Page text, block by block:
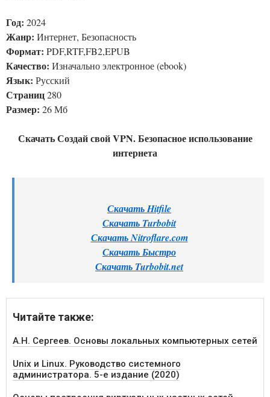
Год: 2024
Жанр: Интернет, Безопасность
Формат: PDF,RTF,FB2,EPUB
Качество: Изначально электронное (ebook)
Язык: Русский
Страниц280
Размер: 26 Мб
Скачать Создай свой VPN. Безопасное использование
интернета
Скачать Hitfile
Скачать Turbobit
Скачать Nitroflare.com
Скачать Быстро
Скачать Turbobit.net
Читайте также:
А.Н. Сергеев. Основы локальных компьютерных сетей
Unix и Linux. Руководство системного
администратора. 5-e издание (2020)